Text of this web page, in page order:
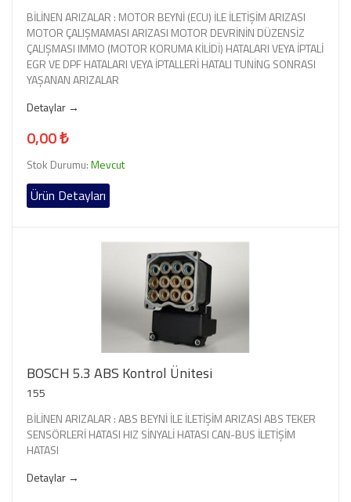
BİLİNEN ARIZALAR : MOTOR BEYNİ (ECU) İLE İLETİŞİM ARIZASI
MOTOR ÇALIŞMAMASI ARIZASI MOTOR DEVRİNİN DÜZENSİZ
ÇALIŞMASI IMMO (MOTOR KORUMA KİLİDİ) HATALARI VEYA İPTALİ
EGR VE DPF HATALARI VEYA İPTALLERİ HATALI TUNİNG SONRASI
YAŞANAN ARIZALAR
Detaylar →
0,00 ₺
Stok Durumu:Mevcut
Ürün Detayları
BOSCH 5.3 ABS Kontrol Ünitesi
155
BİLİNEN ARIZALAR : ABS BEYNİ İLE İLETİŞİM ARIZASI ABS TEKER
SENSÖRLERİ HATASI HIZ SİNYALİ HATASI CAN-BUS İLETİŞİM
HATASI
Detaylar →